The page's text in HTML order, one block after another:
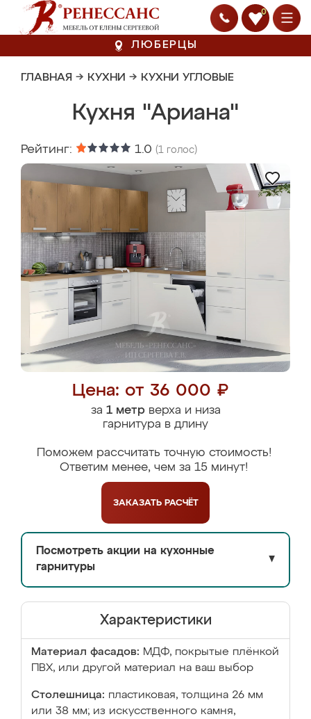
0
ЛЮБЕРЦЫ
ГЛАВНАЯ → КУХНИ → КУХНИ УГЛОВЫЕ
Кухня "Ариана"
Рейтинг: 1.0 (1 голос)
Цена: от 36 000 ₽
за 1 метрверха и низа
гарнитура в длину
Поможем рассчитать точную стоимость!
Ответим менее, чем за 15 минут!
ЗАКАЗАТЬ РАСЧЁТ
Посмотреть акции на кухонные
гарнитуры
▼
Характеристики
Материал фасадов: МДФ, покрытые плёнкой
ПВХ, или другой материал на ваш выбор
Столешница: пластиковая, толщина 26 мм
или 38 мм; из искусственного камня,